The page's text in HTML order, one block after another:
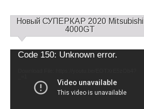
С
й
д
Новый СУПЕРКАР 2020 Mitsubishi
4000GT
Video
Code 150: Unknown error.